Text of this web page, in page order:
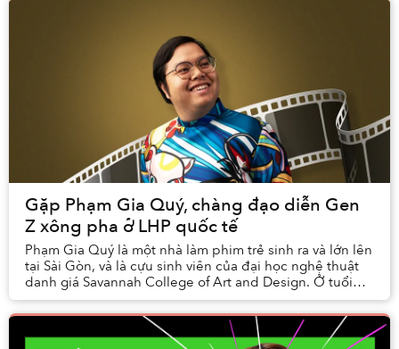
Gặp Phạm Gia Quý, chàng đạo diễn Gen
Z xông pha ở LHP quốc tế
Phạm Gia Quý là một nhà làm phim trẻ sinh ra và lớn lên
tại Sài Gòn, và là cựu sinh viên của đại học nghệ thuật
danh giá Savannah College of Art and Design. Ở tuổi
23, Quý đã có trong tay kho tàng dự ...